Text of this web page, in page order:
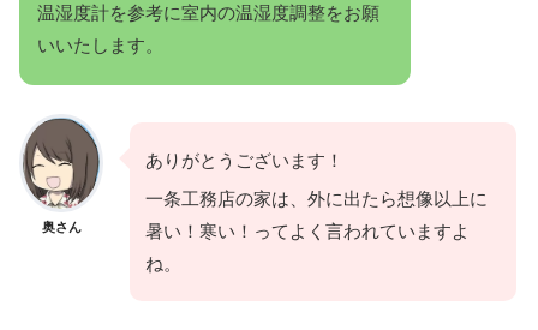
温湿度計を参考に室内の温湿度調整をお願
いいたします。
奥さん
ありがとうございます！
一条工務店の家は、外に出たら想像以上に
暑い！寒い！ってよく言われていますよ
ね。